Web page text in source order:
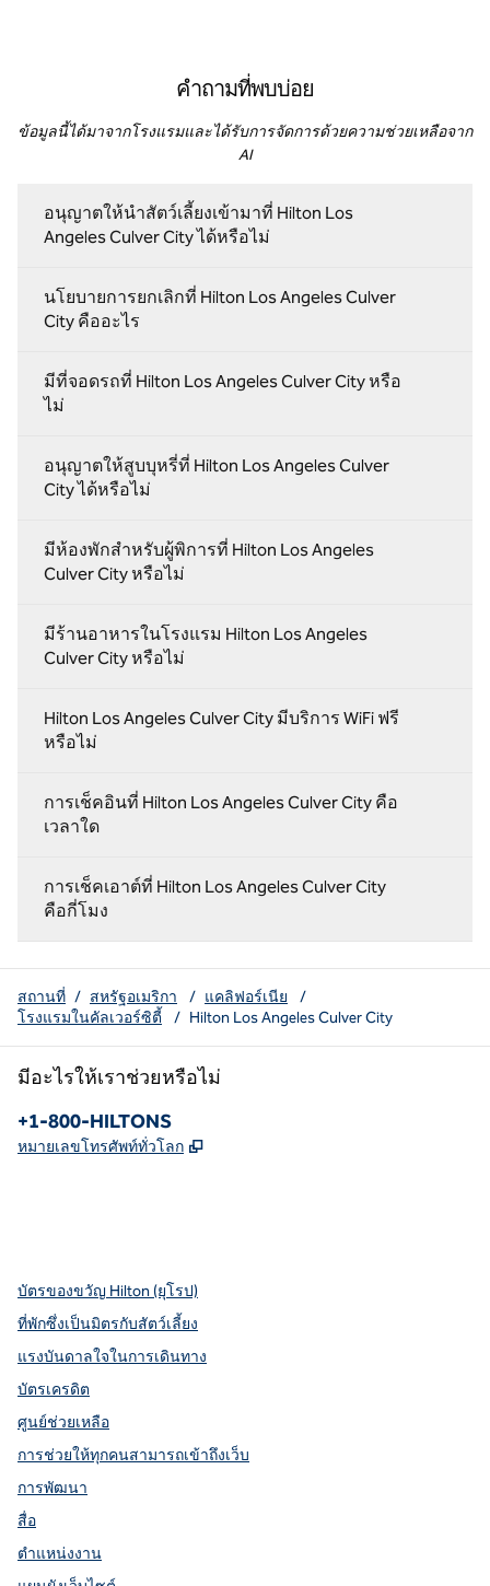
คำถามที่พบบ่อย
ข้อมูลนี้ได้มาจากโรงแรมและได้รับการจัดการด้วยความช่วยเหลือจาก
AI
อนุญาตให้นําสัตว์เลี้ยงเข้ามาที่ Hilton Los
Angeles Culver City ได้หรือไม่
นโยบายการยกเลิกที่ Hilton Los Angeles Culver
City คืออะไร
มีที่จอดรถที่ Hilton Los Angeles Culver City หรือ
ไม่
อนุญาตให้สูบบุหรี่ที่ Hilton Los Angeles Culver
City ได้หรือไม่
มีห้องพักสําหรับผู้พิการที่ Hilton Los Angeles
Culver City หรือไม่
มีร้านอาหารในโรงแรม Hilton Los Angeles
Culver City หรือไม่
Hilton Los Angeles Culver City มีบริการ WiFi ฟรี
หรือไม่
การเช็คอินที่ Hilton Los Angeles Culver City คือ
เวลาใด
การเช็คเอาต์ที่ Hilton Los Angeles Culver City
คือกี่โมง
สถานที่ / สหรัฐอเมริกา / แคลิฟอร์เนีย
/
โรงแรมในคัลเวอร์ซิตี้
/ Hilton Los Angeles Culver City
มีอะไรให้เราช่วยหรือไม่
โทรศัพท์:
+1-800-HILTONS
หมายเลขโทรศัพท์ทั่วโลก ,
บัตรของขวัญ Hilton (ยุโรป)
ที่พักซึ่งเป็นมิตรกับสัตว์เลี้ยง
แรงบันดาลใจในการเดินทาง
บัตรเครดิต
ศูนย์ช่วยเหลือ
การช่วยให้ทุกคนสามารถเข้าถึงเว็บ
การพัฒนา
สื่อ
ตำแหน่งงาน